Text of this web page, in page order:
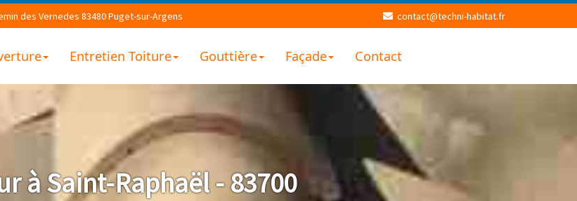
des Vernedes 83480 Puget-sur-Argens contact@techni-habitat.fr
Entretien Toiture Gouttière Façade Contact
à Saint-Raphaël - 83700